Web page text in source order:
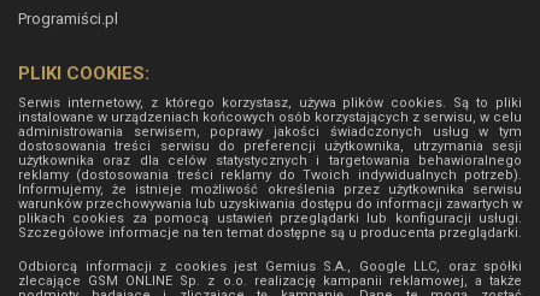
Programiści.pl
PLIKI COOKIES:
Serwis internetowy, z którego korzystasz, używa plików cookies. Są to pliki
instalowane w urządzeniach końcowych osób korzystających z serwisu, w celu
administrowania serwisem, poprawy jakości świadczonych usług w tym
dostosowania treści serwisu do preferencji użytkownika, utrzymania sesji
użytkownika oraz dla celów statystycznych i targetowania behawioralnego
reklamy (dostosowania treści reklamy do Twoich indywidualnych potrzeb).
Informujemy, że istnieje możliwość określenia przez użytkownika serwisu
warunków przechowywania lub uzyskiwania dostępu do informacji zawartych w
plikach cookies za pomocą ustawień przeglądarki lub konfiguracji usługi.
Szczegółowe informacje na ten temat dostępne są u producenta przeglądarki.
Odbiorcą informacji z cookies jest Gemius S.A., Google LLC, oraz spółki
zlecające GSM ONLINE Sp. z o.o. realizację kampanii reklamowej, a także